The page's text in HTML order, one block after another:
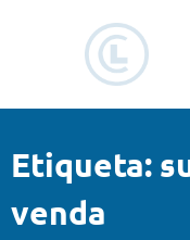
Etiqueta:
venda